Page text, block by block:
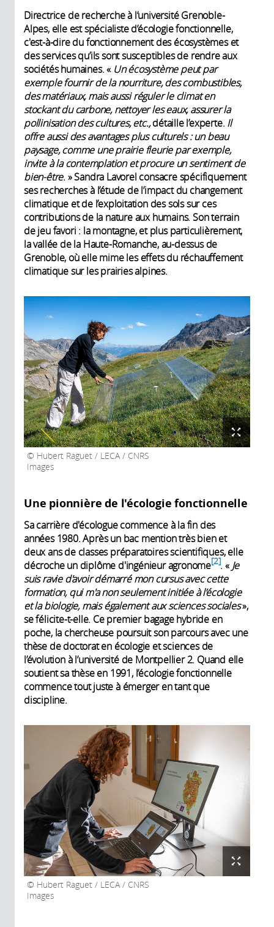
À propos
Année de
production:
2023
Réalisateur:
CNRS Images
Producteur:
CNRS
Directrice de recherche à l’université Grenoble-
Alpes, elle est spécialiste d’écologie fonctionnelle,
c'est-à-dire du fonctionnement des écosystèmes et
des services qu’ils sont susceptibles de rendre aux
sociétés humaines. « Un écosystème peut par
exemple fournir de la nourriture, des combustibles,
des matériaux, mais aussi réguler le climat en
stockant du carbone, nettoyer les eaux, assurer la
pollinisation des cultures, etc.,détaille l’experte. Il
offre aussi des avantages plus culturels : un beau
paysage, comme une prairie fleurie par exemple,
invite à la contemplation et procure un sentiment de
bien-être. » Sandra Lavorel consacre spécifiquement
ses recherches à l’étude de l’impact du changement
climatique et de l’exploitation des sols sur ces
contributions de la nature aux humains. Son terrain
de jeu favori : la montagne, et plus particulièrement,
la vallée de la Haute-Romanche, au-dessus de
Grenoble, où elle mime les effets du réchauffement
climatique sur les prairies alpines.
Hubert Raguet / LECA / CNRS
Images
Une pionnière de l'écologie fonctionnelle
Sa carrière d'écologue commence à la fin des
années 1980. Après un bac mention très bien et
deux ans de classes préparatoires scientifiques, elle
décroche un diplôme d'ingénieur agronome 2 . « Je
suis ravie d'avoir démarré mon cursus avec cette
formation, qui m'a non seulement initiée à l’écologie
et la biologie, mais également aux sciences sociales»,
se félicite-t-elle. Ce premier bagage hybride en
poche, la chercheuse poursuit son parcours avec une
thèse de doctorat en écologie et sciences de
l’évolution à l’université de Montpellier 2. Quand elle
soutient sa thèse en 1991, l’écologie fonctionnelle
commence tout juste à émerger en tant que
discipline.
Hubert Raguet / LECA / CNRS
Images